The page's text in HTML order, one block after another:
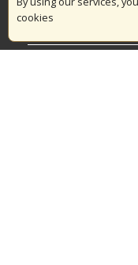
cookies